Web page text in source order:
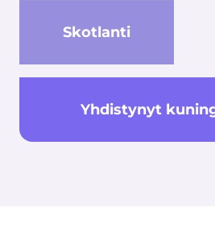
Skotlanti
Yhdistynyt